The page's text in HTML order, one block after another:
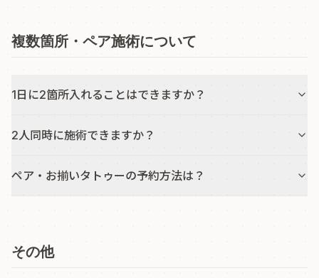
複数箇所・ペア施術について
1日に2箇所入れることはできますか？
2人同時に施術できますか？
ペア・お揃いタトゥーの予約方法は？
その他